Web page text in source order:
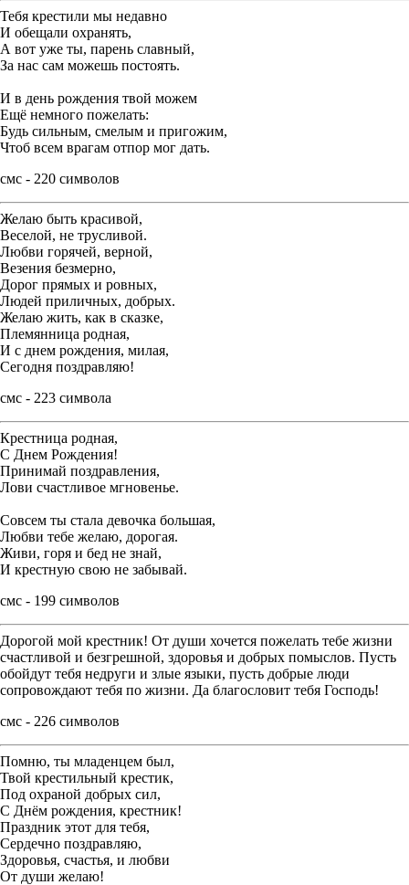
Тебя крестили мы недавно
И обещали охранять,
А вот уже ты, парень славный,
За нас сам можешь постоять.
И в день рождения твой можем
Ещё немного пожелать:
Будь сильным, смелым и пригожим,
Чтоб всем врагам отпор мог дать.
смс - 220 символов
Желаю быть красивой,
Веселой, не трусливой.
Любви горячей, верной,
Везения безмерно,
Дорог прямых и ровных,
Людей приличных, добрых.
Желаю жить, как в сказке,
Племянница родная,
И с днем рождения, милая,
Сегодня поздравляю!
смс - 223 символа
Крестница родная,
С Днем Рождения!
Принимай поздравления,
Лови счастливое мгновенье.
Совсем ты стала девочка большая,
Любви тебе желаю, дорогая.
Живи, горя и бед не знай,
И крестную свою не забывай.
смс - 199 символов
Дорогой мой крестник! От души хочется пожелать тебе жизни
счастливой и безгрешной, здоровья и добрых помыслов. Пусть
обойдут тебя недруги и злые языки, пусть добрые люди
сопровождают тебя по жизни. Да благословит тебя Господь!
смс - 226 символов
Помню, ты младенцем был,
Твой крестильный крестик,
Под охраной добрых сил,
С Днём рождения, крестник!
Праздник этот для тебя,
Сердечно поздравляю,
Здоровья, счастья, и любви
От души желаю!